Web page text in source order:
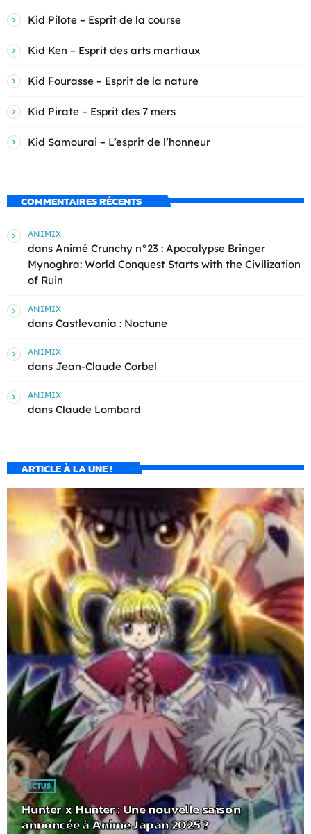
Kid Pilote – Esprit de la course
Kid Ken – Esprit des arts martiaux
Kid Fourasse – Esprit de la nature
Kid Pirate – Esprit des 7 mers
Kid Samourai – L’esprit de l’honneur
COMMENTAIRES RÉCENTS
ANIMIX
dans Animé Crunchy n°23 : Apocalypse Bringer
Mynoghra: World Conquest Starts with the Civilization
of Ruin
ANIMIX
dans Castlevania : Noctune
ANIMIX
dans Jean-Claude Corbel
ANIMIX
dans Claude Lombard
ARTICLE À LA UNE !
ACTUS
Hunter x Hunter : Une nouvelle saison
annoncée à Anime Japan 2025 ?